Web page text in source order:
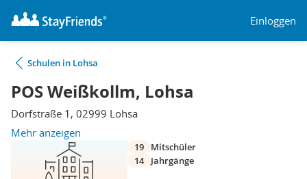
Einloggen
Schulen in Lohsa
POS Weißkollm, Lohsa
Dorfstraße 1, 02999 Lohsa
Mehr anzeigen
19
Mitschüler
14
Jahrgänge